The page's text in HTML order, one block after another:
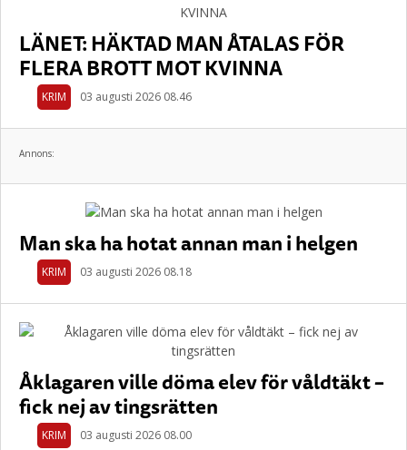
LÄNET: HÄKTAD MAN ÅTALAS FÖR
FLERA BROTT MOT KVINNA
KRIM 03 augusti 2026 08.46
Annons:
Man ska ha hotat annan man i helgen
KRIM 03 augusti 2026 08.18
Åklagaren ville döma elev för våldtäkt –
fick nej av tingsrätten
KRIM 03 augusti 2026 08.00